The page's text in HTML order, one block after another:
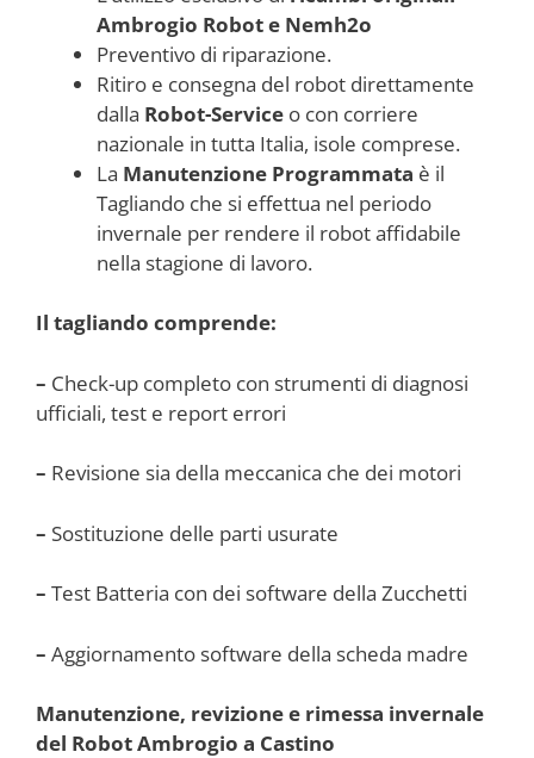
Ambrogio Robot e Nemh2o
Preventivo di riparazione.
Ritiro e consegna del robot direttamente
dalla Robot-Service o con corriere
nazionale in tutta Italia, isole comprese.
La Manutenzione Programmata è il
Tagliando che si effettua nel periodo
invernale per rendere il robot affidabile
nella stagione di lavoro.
Il tagliando comprende:
– Check-up completo con strumenti di diagnosi
ufficiali, test e report errori
– Revisione sia della meccanica che dei motori
– Sostituzione delle parti usurate
– Test Batteria con dei software della Zucchetti
– Aggiornamento software della scheda madre
Manutenzione, revizione e rimessa invernale
del Robot Ambrogio a Castino